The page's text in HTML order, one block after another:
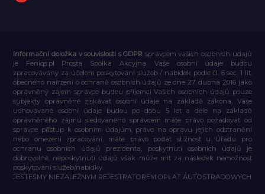
Informační doložka v souvislosti s GDPR správcem vašich osobních údajů
je Feniqs.pl Prosta Spółka Akcyjna. Vaše osobní údaje budou
zpracovávány za účelem poskytování služeb / nabídek podle čl. 6 sec. 1 lit.
obecného nařízení o ochraně osobních údajů ze dne 27. dubna 2016 jako
oprávněný zájem správce budou příjemci Vašich osobních údajů pouze
subjekty oprávněné získávat osobní údaje na základě zákona, Vaše
uchovávané osobní údaje budou po dobu 5 let a déle na základě
oprávněného zájmu sledovaného správcem máte právo požadovat od
správce přístup k osobním údajům, právo na opravu jejich odstranění
nebo omezení zpracování, máte právo podat stížnost u Úřadu pro
ochranu osobních údajů prezidenta, poskytnutí osobních údajů je
dobrovolné, neposkytnutí údajů však může mít za následek nemožnost
poskytování služeb/nabídky.
JESTEŚMY NIEZALEŻNYM REJESTRATOREM OPŁAT AUTOSTRADOWYCH